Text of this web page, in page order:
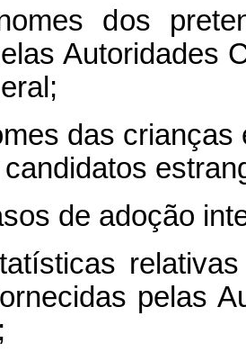
dos
Autoridades
das
de adoção
pelas